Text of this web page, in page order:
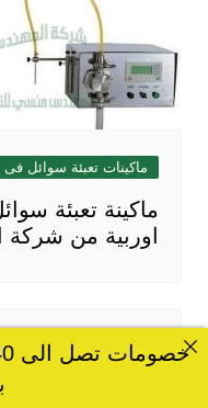
ماكينات تعبئة سوائل
ماكينة تعبئة
اوربية من
ماكينات تعبئة سوائل
ماكينة تعبئة